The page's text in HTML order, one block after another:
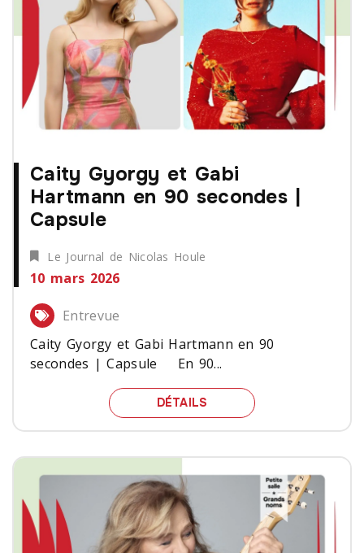
Caity Gyorgy et Gabi
Hartmann en 90 secondes |
Capsule
Le Journal de Nicolas Houle
10 mars 2026
Entrevue
Caity Gyorgy et Gabi Hartmann en 90
secondes | Capsule En 90...
DÉTAILS CAITY GYORGY ET